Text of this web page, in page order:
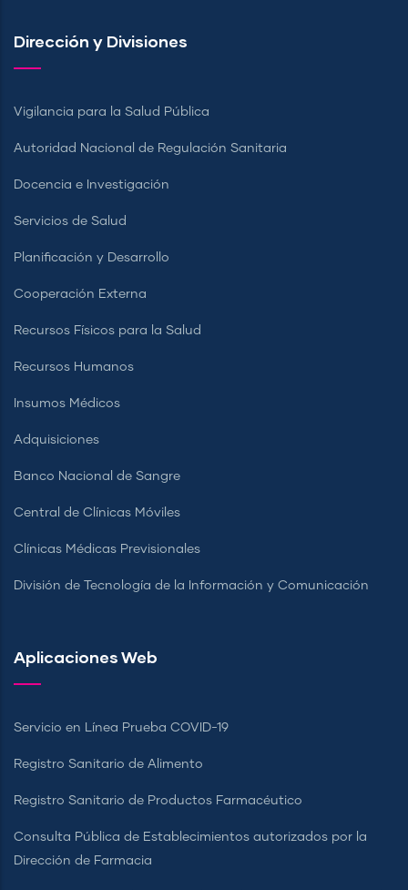
Dirección y Divisiones
Vigilancia para la Salud Pública
Autoridad Nacional de Regulación Sanitaria
Docencia e Investigación
Servicios de Salud
Planificación y Desarrollo
Cooperación Externa
Recursos Físicos para la Salud
Recursos Humanos
Insumos Médicos
Adquisiciones
Banco Nacional de Sangre
Central de Clínicas Móviles
Clínicas Médicas Previsionales
División de Tecnología de la Información y Comunicación
Aplicaciones Web
Servicio en Línea Prueba COVID-19
Registro Sanitario de Alimento
Registro Sanitario de Productos Farmacéutico
Consulta Pública de Establecimientos autorizados por la
Dirección de Farmacia